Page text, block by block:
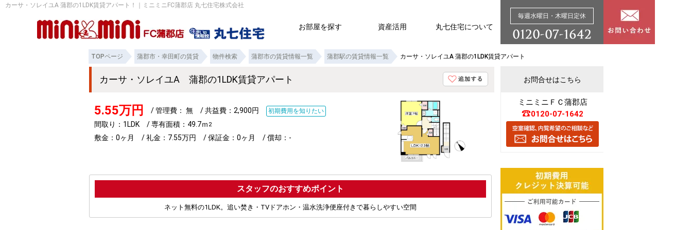
カーサ・ソレイユA 蒲郡の1LDK賃貸アパート！｜ミニミニFC蒲郡店 丸七住宅株式会社
お部屋を探す 資産活用 丸七住宅について
毎週水曜日・木曜日定休
TOPページ 蒲郡市・幸田町の賃貸 物件検索 蒲郡市の賃貸情報一覧 蒲郡駅の賃貸情報一覧 カーサ・ソレイユA 蒲郡の1LDK賃貸アパート
カーサ・ソレイユA 蒲郡の1LDK賃貸アパート
5.55万円 / 管理費： 無 / 共益費：2,900円 初期費用を知りたい
間取り：1LDK / 専有面積：49.7ｍ 2
敷金：0ヶ月 / 礼金：7.55万円 / 保証金：0ヶ月 / 償却：-
ポイント
ネット無料の1LDK。追い焚き・TVドアホン・温水洗浄便座付きで暮らしやすい空間
お問合せはこちら
ミニミニＦＣ蒲郡店
0120-07-1642